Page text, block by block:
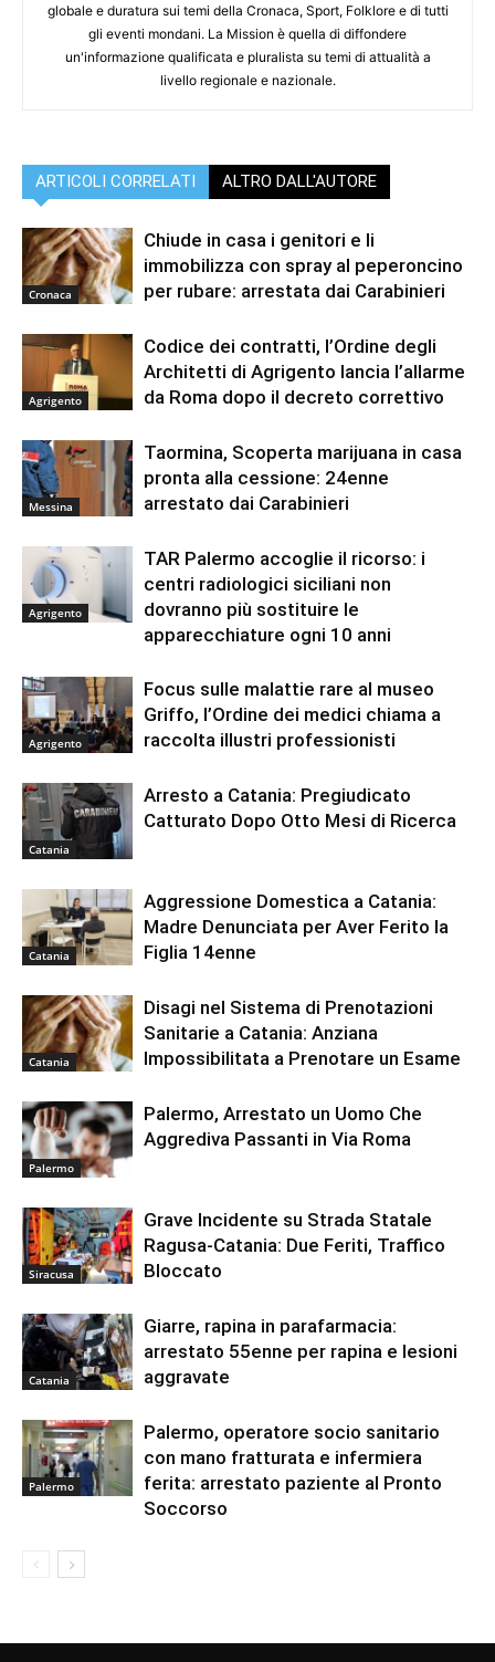
globale e duratura sui temi della Cronaca, Sport, Folklore e di tutti
gli eventi mondani. La Mission è quella di diffondere
un'informazione qualificata e pluralista su temi di attualità a
livello regionale e nazionale.
ARTICOLI CORRELATI ALTRO DALL'AUTORE
Cronaca
Chiude in casa i genitori e li
immobilizza con spray al peperoncino
per rubare: arrestata dai Carabinieri
Agrigento
Codice dei contratti, l’Ordine degli
Architetti di Agrigento lancia l’allarme
da Roma dopo il decreto correttivo
Messina
Taormina, Scoperta marijuana in casa
pronta alla cessione: 24enne
arrestato dai Carabinieri
Agrigento
TAR Palermo accoglie il ricorso: i
centri radiologici siciliani non
dovranno più sostituire le
apparecchiature ogni 10 anni
Agrigento
Focus sulle malattie rare al museo
Griffo, l’Ordine dei medici chiama a
raccolta illustri professionisti
Catania
Arresto a Catania: Pregiudicato
Catturato Dopo Otto Mesi di Ricerca
Catania
Aggressione Domestica a Catania:
Madre Denunciata per Aver Ferito la
Figlia 14enne
Catania
Disagi nel Sistema di Prenotazioni
Sanitarie a Catania: Anziana
Impossibilitata a Prenotare un Esame
Palermo
Palermo, Arrestato un Uomo Che
Aggrediva Passanti in Via Roma
Siracusa
Grave Incidente su Strada Statale
Ragusa-Catania: Due Feriti, Traffico
Bloccato
Catania
Giarre, rapina in parafarmacia:
arrestato 55enne per rapina e lesioni
aggravate
Palermo
Palermo, operatore socio sanitario
con mano fratturata e infermiera
ferita: arrestato paziente al Pronto
Soccorso